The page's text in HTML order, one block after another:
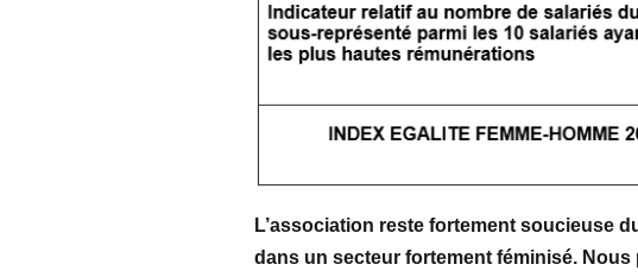
L’association reste fortement soucieuse
dans un secteur fortement féminisé.